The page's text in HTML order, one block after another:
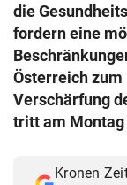
© Krone
Muthgasse 2,
die
fordern eine
Österreich
Verschärfung
tritt am Montag
Kronen